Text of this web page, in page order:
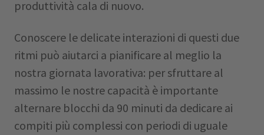
produttività cala di nuovo.
Conoscere le delicate interazioni di questi due
ritmi può aiutarci a pianificare al meglio la
nostra giornata lavorativa: per sfruttare al
massimo le nostre capacità è importante
alternare blocchi da 90 minuti da dedicare ai
compiti più complessi con periodi di uguale